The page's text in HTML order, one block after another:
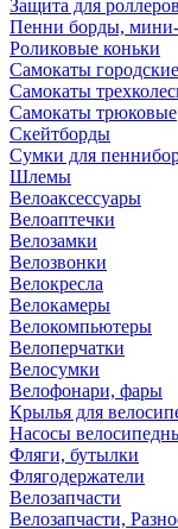
Защита для роллеров
Пенни борды,
Роликовые коньки
Самокаты городские
Самокаты
Самокаты трюковые
Скейтборды
Сумки для
Шлемы
Велоаксессуары
Велоаптечки
Велозамки
Велозвонки
Велокресла
Велокамеры
Велокомпьютеры
Велоперчатки
Велосумки
Велофонари, фары
Крылья для
Насосы
Фляги, бутылки
Флягодержатели
Велозапчасти
Велозапчасти,